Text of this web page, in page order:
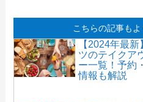
こちらの記事も
【2024年最
ツのテイクア
ー一覧！予約
情報も解説